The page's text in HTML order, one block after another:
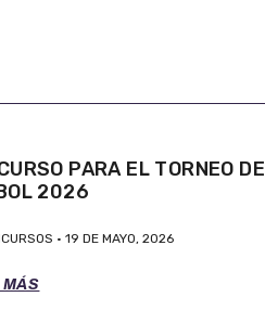
PARA EL TORNEO DE
2026
19 DE MAYO, 2026
MÁS